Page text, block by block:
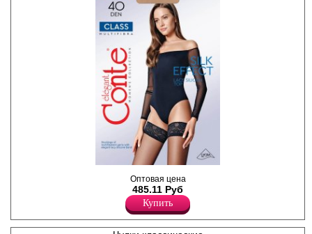
Плотные чулки из
мультифибры с ажурной
резинкой (8,5 см) на
силиконе; усиленный мысок.
Плотность 40ден
Полиамид 84%
Оптовая цена
485.11 Руб
Купить